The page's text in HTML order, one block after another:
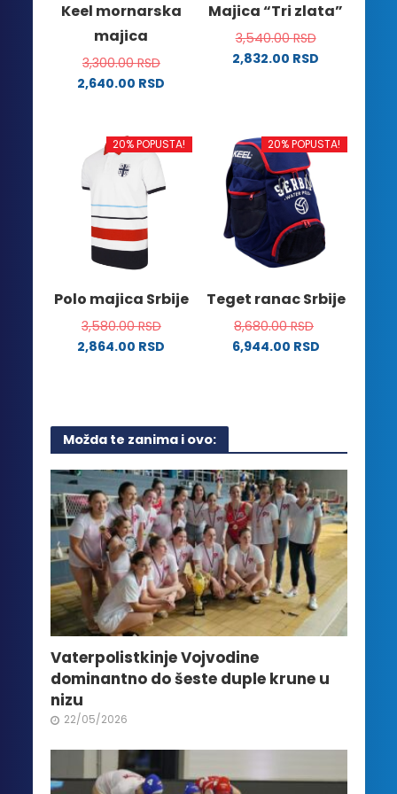
stranici
proizvoda.
stranici
proizvoda.
Keel mornarska
majica
3,300.00RSD
2,640.00 RSD
ima
više
varijanti.
Opcije
mogu
biti
izabrane
stranici
proizvoda.
Majica “Tri zlata”
3,540.00RSD
2,832.00 RSD
više
varijanti.
Opcije
mogu
biti
izabrane
na
proizvoda.
20% POPUSTA!
Polo majica Srbije
3,580.00RSD
2,864.00 RSD
više
varijanti.
Opcije
mogu
biti
izabrane
na
stranici
proizvoda.
20% POPUSTA!
Teget ranac Srbije
8,680.00RSD
6,944.00 RSD
Možda te zanima i ovo:
Vaterpolistkinje Vojvodine
dominantno do šeste duple krune u
nizu
22/05/2026